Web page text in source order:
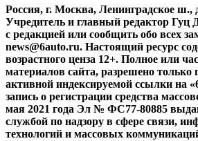
Россия, г. Москва, Ленинградское ш.,
Учредитель и главный редактор Гуц
с редакцией или сообщить обо всех
news@6auto.ru. Настоящий ресурс
возрастного ценза 12+. Полное или
материалов сайта, разрешено только
активной индексируемой ссылки на
запись о регистрации средства
мая 2021 года Эл № ФС77-80885
службой по надзору в сфере связи,
технологий и массовых